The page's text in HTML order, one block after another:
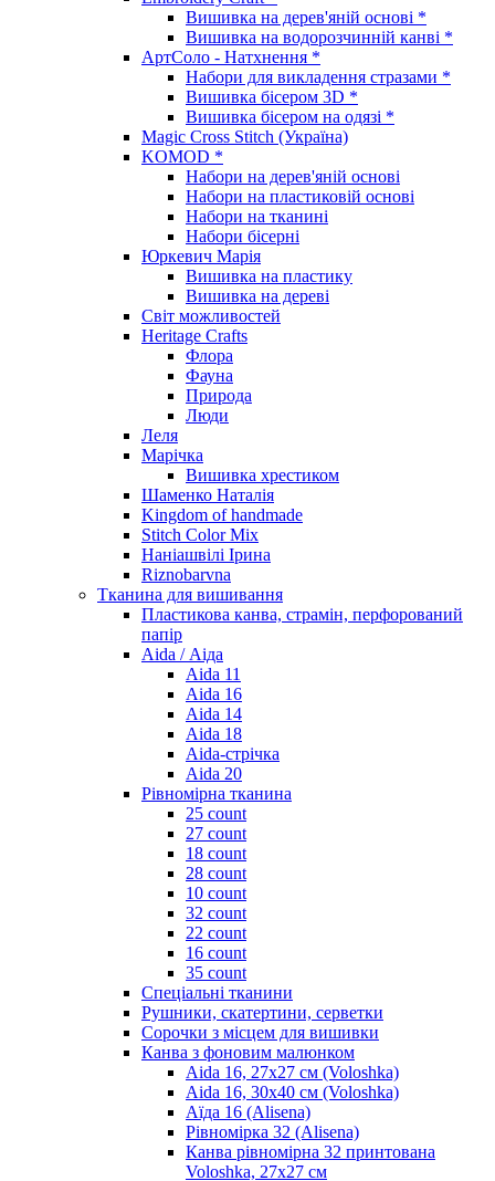
Вишивка на дерев'яній основі *
Вишивка на водорозчинній канві *
АртСоло - Натхнення *
Набори для викладення стразами *
Вишивка бісером 3D *
Вишивка бісером на одязі *
Magic Cross Stitch (Україна)
KOMOD *
Набори на дерев'яній основі
Набори на пластиковій основі
Набори на тканині
Набори бісерні
Юркевич Марія
Вишивка на пластику
Вишивка на дереві
Світ можливостей
Heritage Crafts
Флора
Фауна
Природа
Люди
Леля
Марічка
Вишивка хрестиком
Шаменко Наталія
Kingdom of handmade
Stitch Color Mix
Наніашвілі Ірина
Riznobarvna
Тканина для вишивання
Пластикова канва, страмін, перфорований
папір
Aida / Аіда
Aida 11
Aida 16
Aida 14
Aida 18
Aida-стрічка
Aida 20
Рівномірна тканина
25 count
27 count
18 count
28 count
10 count
32 count
22 count
16 count
35 count
Спеціальні тканини
Рушники, скатертини, серветки
Сорочки з місцем для вишивки
Канва з фоновим малюнком
Aida 16, 27х27 см (Voloshka)
Aida 16, 30х40 см (Voloshka)
Аїда 16 (Alisena)
Рівномірка 32 (Alisena)
Канва рівномірна 32 принтована
Voloshka, 27х27 см